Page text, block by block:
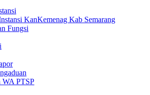
KanKemenag Kab Semarang
Fungsi
WA PTSP